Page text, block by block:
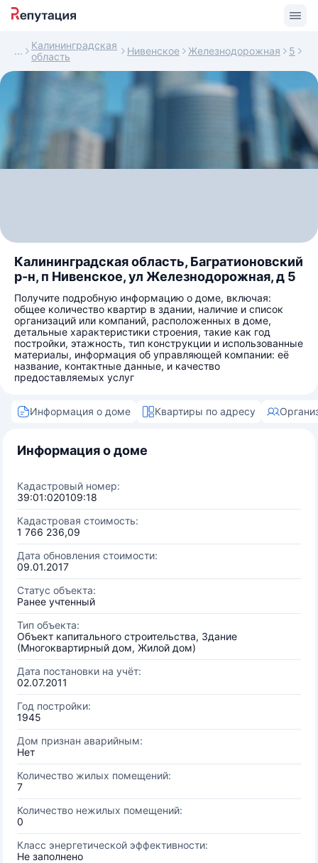
Калининградская
область
Нивенское Железнодорожная 5
Калининградская область, Багратионовский
р-н, п Нивенское, ул Железнодорожная, д 5
Получите подробную информацию о доме, включая:
общее количество квартир в здании, наличие и список
организаций или компаний, расположенных в доме,
детальные характеристики строения, такие как год
постройки, этажность, тип конструкции и использованные
материалы, информация об управляющей компании: её
название, контактные данные, и качество
предоставляемых услуг
Информация о доме Квартиры по адресу
Информация о доме
Кадастровый номер:
39:01:020109:18
Кадастровая стоимость:
1 766 236,09
Дата обновления стоимости:
09.01.2017
Статус объекта:
Ранее учтенный
Тип объекта:
Объект капитального строительства, Здание
(Многоквартирный дом, Жилой дом)
Дата постановки на учёт:
02.07.2011
Год постройки:
1945
Дом признан аварийным:
Нет
Количество жилых помещений:
7
Количество нежилых помещений:
0
Класс энергетической эффективности:
Не заполнено